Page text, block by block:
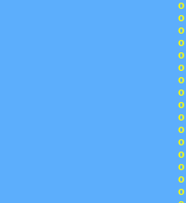
o
o
o
o
o
o
o
o
o
o
o
o
o
o
o
o